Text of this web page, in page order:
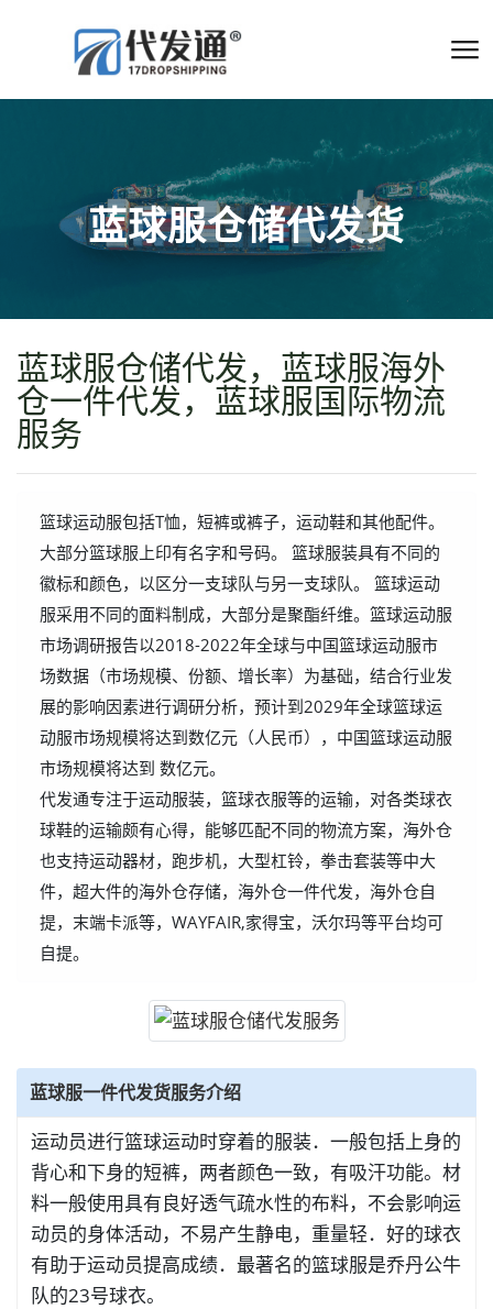
蓝球服仓储代发货
蓝球服仓储代发，蓝球服海外
仓一件代发，蓝球服国际物流
服务
篮球运动服包括T恤，短裤或裤子，运动鞋和其他配件。
大部分篮球服上印有名字和号码。 篮球服装具有不同的
徽标和颜色，以区分一支球队与另一支球队。 篮球运动
服采用不同的面料制成，大部分是聚酯纤维。篮球运动服
市场调研报告以2018-2022年全球与中国篮球运动服市
场数据（市场规模、份额、增长率）为基础，结合行业发
展的影响因素进行调研分析，预计到2029年全球篮球运
动服市场规模将达到数亿元（人民币），中国篮球运动服
市场规模将达到 数亿元。
代发通专注于运动服装，篮球衣服等的运输，对各类球衣
球鞋的运输颇有心得，能够匹配不同的物流方案，海外仓
也支持运动器材，跑步机，大型杠铃，拳击套装等中大
件，超大件的海外仓存储，海外仓一件代发，海外仓自
提，末端卡派等，WAYFAIR,家得宝，沃尔玛等平台均可
自提。
蓝球服一件代发货服务介绍
运动员进行篮球运动时穿着的服装．一般包括上身的
背心和下身的短裤，两者颜色一致，有吸汗功能。材
料一般使用具有良好透气疏水性的布料，不会影响运
动员的身体活动，不易产生静电，重量轻．好的球衣
有助于运动员提高成绩．最著名的篮球服是乔丹公牛
队的23号球衣。